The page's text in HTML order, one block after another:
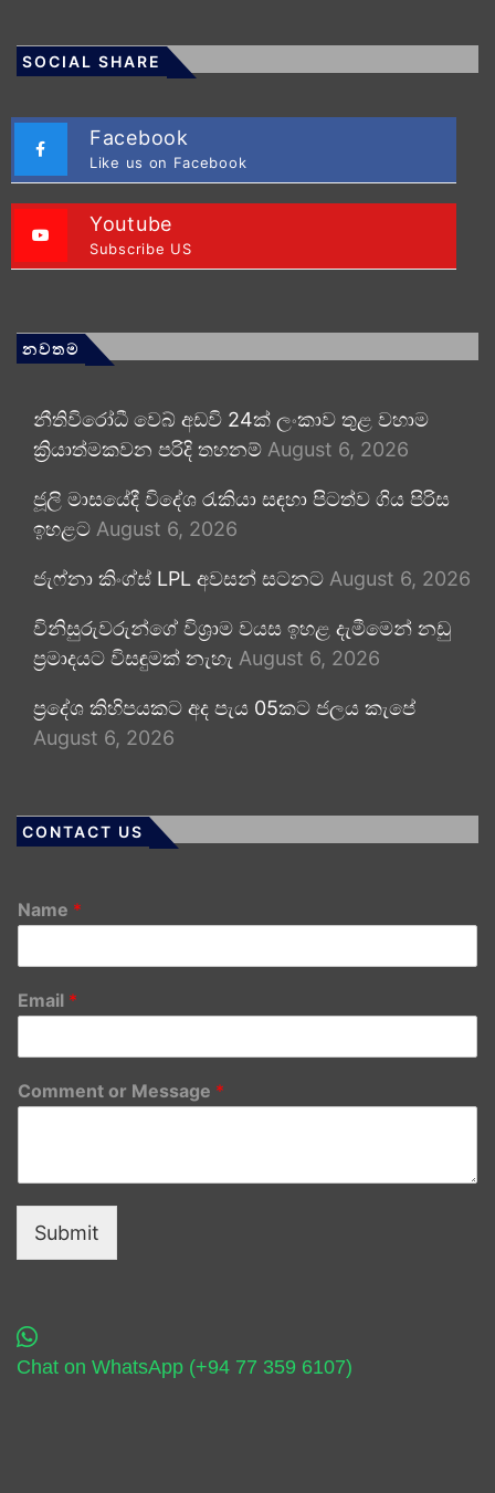
SOCIAL SHARE
Facebook
Like us on Facebook
Youtube
Subscribe US
නවතම
නීතිවිරෝධී වෙබ් අඩවි 24ක් ලංකාව තුළ වහාම
ක්‍රියාත්මකවන පරිදි තහනම් August 6, 2026
ජූලි මාසයේදී විදේශ රැකියා සඳහා පිටත්ව ගිය පිරිස
ඉහළට August 6, 2026
ජැෆ්නා කිංග්ස් LPL අවසන් සටනට August 6, 2026
විනිසුරුවරුන්ගේ විශ්‍රාම වයස ඉහළ දැමීමෙන් නඩු
ප්‍රමාදයට විසඳුමක් නැහැ August 6, 2026
ප්‍රදේශ කිහිපයකට අද පැය 05කට ජලය කැපේ
August 6, 2026
CONTACT US
Name *
Email *
Comment or Message *
Submit
Chat on WhatsApp (+94 77 359 6107)